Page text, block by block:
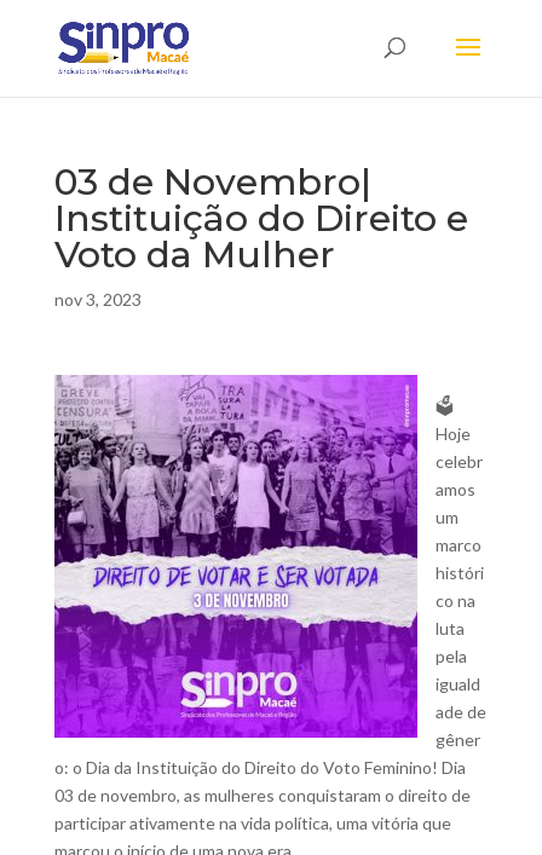
03 de Novembro|
Instituição do Direito e
Voto da Mulher
nov 3, 2023
🗳️
Hoje
celebr
amos
um
marco
históri
co na
luta
pela
iguald
ade de
gêner
o: o Dia da Instituição do Direito do Voto Feminino! Dia
03 de novembro, as mulheres conquistaram o direito de
participar ativamente na vida política, uma vitória que
marcou o início de uma nova era.